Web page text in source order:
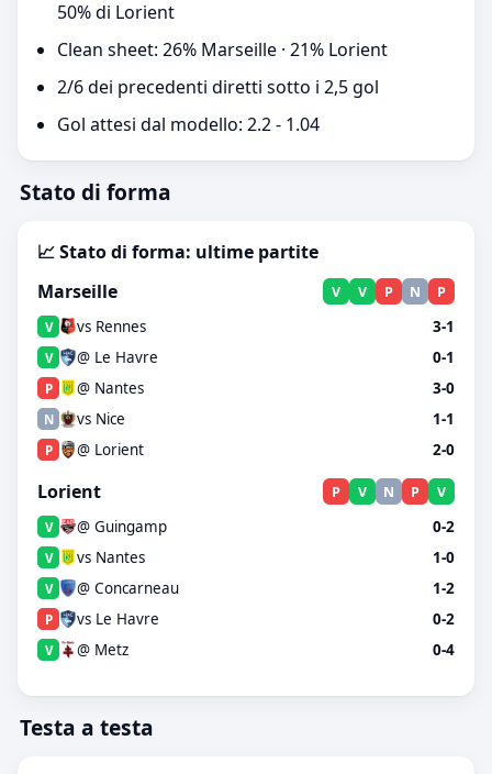
50% di Lorient
Clean sheet: 26% Marseille · 21% Lorient
2/6 dei precedenti diretti sotto i 2,5 gol
Gol attesi dal modello: 2.2 - 1.04
Stato di forma
📈 Stato di forma: ultime partite
Marseille
V V P N P
V vs Rennes 3-1
V @ Le Havre 0-1
P @ Nantes 3-0
N vs Nice 1-1
P @ Lorient 2-0
Lorient P V N P V
V @ Guingamp 0-2
V vs Nantes 1-0
V @ Concarneau 1-2
P vs Le Havre 0-2
V @ Metz 0-4
Testa a testa